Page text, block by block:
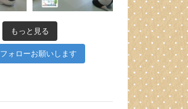
もっと見る
フォローお願いします